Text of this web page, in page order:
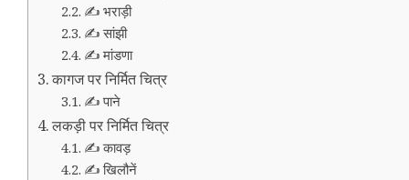
✍️ भराड़ी
✍️ सांझी
✍️ मांडणा
कागज पर निर्मित चित्र
✍️ पाने
लकड़ी पर निर्मित चित्र
✍️ कावड़
✍️ खिलौनें